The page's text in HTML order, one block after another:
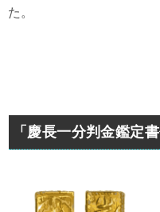
た。
「慶長一分判金鑑定